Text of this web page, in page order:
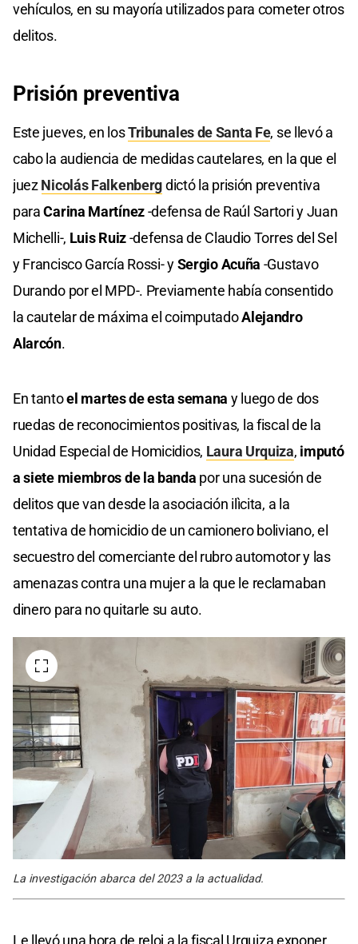
vehículos, en su mayoría utilizados para cometer otros
delitos.
Prisión preventiva
Este jueves, en losTribunales de Santa Fe, se llevó a
cabo la audiencia de medidas cautelares, en la que el
juezNicolás Falkenbergdictó la prisión preventiva
paraCarina Martínez-defensa de Raúl Sartori y Juan
Michelli-, Luis Ruiz-defensa de Claudio Torres del Sel
y Francisco García Rossi- ySergio Acuña -Gustavo
Durando por el MPD-. Previamente había consentido
la cautelar de máxima el coimputadoAlejandro
Alarcón.
En tantoel martes de esta semana y luego de dos
ruedas de reconocimientos positivas, la fiscal de la
Unidad Especial de Homicidios, Laura Urquiza, imputó
a siete miembros de la banda por una sucesión de
delitos que van desde la asociación ilìcita, a la
tentativa de homicidio de un camionero boliviano, el
secuestro del comerciante del rubro automotor y las
amenazas contra una mujer a la que le reclamaban
dinero para no quitarle su auto.
La investigación abarca del 2023 a la actualidad.